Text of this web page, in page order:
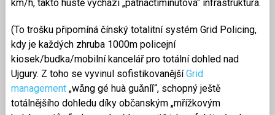
km/h, takto hustě vychází „patnáctiminutová“ infrastruktura.
(To trošku připomíná čínský totalitní systém Grid Policing,
kdy je každých zhruba 1000m policejní
kiosek/budka/mobilní kancelář pro totální dohled nad
Ujgury. Z toho se vyvinul sofistikovanějšíGrid
management„wǎng gé huà guǎnlǐ“, schopný ještě
totálnějšího dohledu díky občanským „mřížkovým